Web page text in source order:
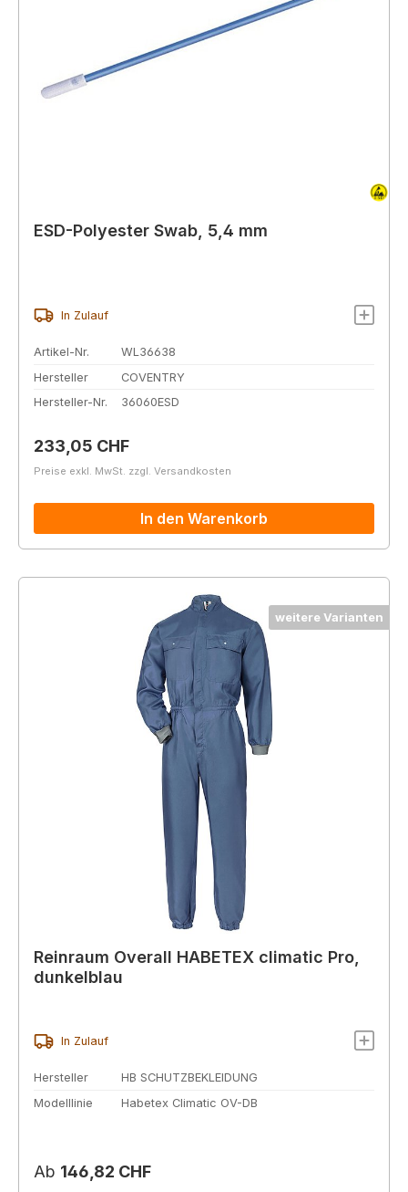
ESD-Polyester Swab, 5,4 mm
In Zulauf
Artikel-Nr.
WL36638
Hersteller
COVENTRY
Hersteller-Nr.
36060ESD
Regulärer Preis:
233,05 CHF
Preise exkl. MwSt. zzgl. Versandkosten
In den Warenkorb
weitere Varianten
Reinraum Overall HABETEX climatic Pro,
dunkelblau
In Zulauf
Hersteller
HB SCHUTZBEKLEIDUNG
Modelllinie
Habetex Climatic OV-DB
Regulärer Preis:
Ab 146,82 CHF